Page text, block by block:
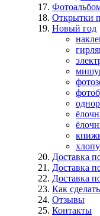
Открытки
Новый год
Доставка
Доставка
Доставка
Как
Отзывы
Контакты